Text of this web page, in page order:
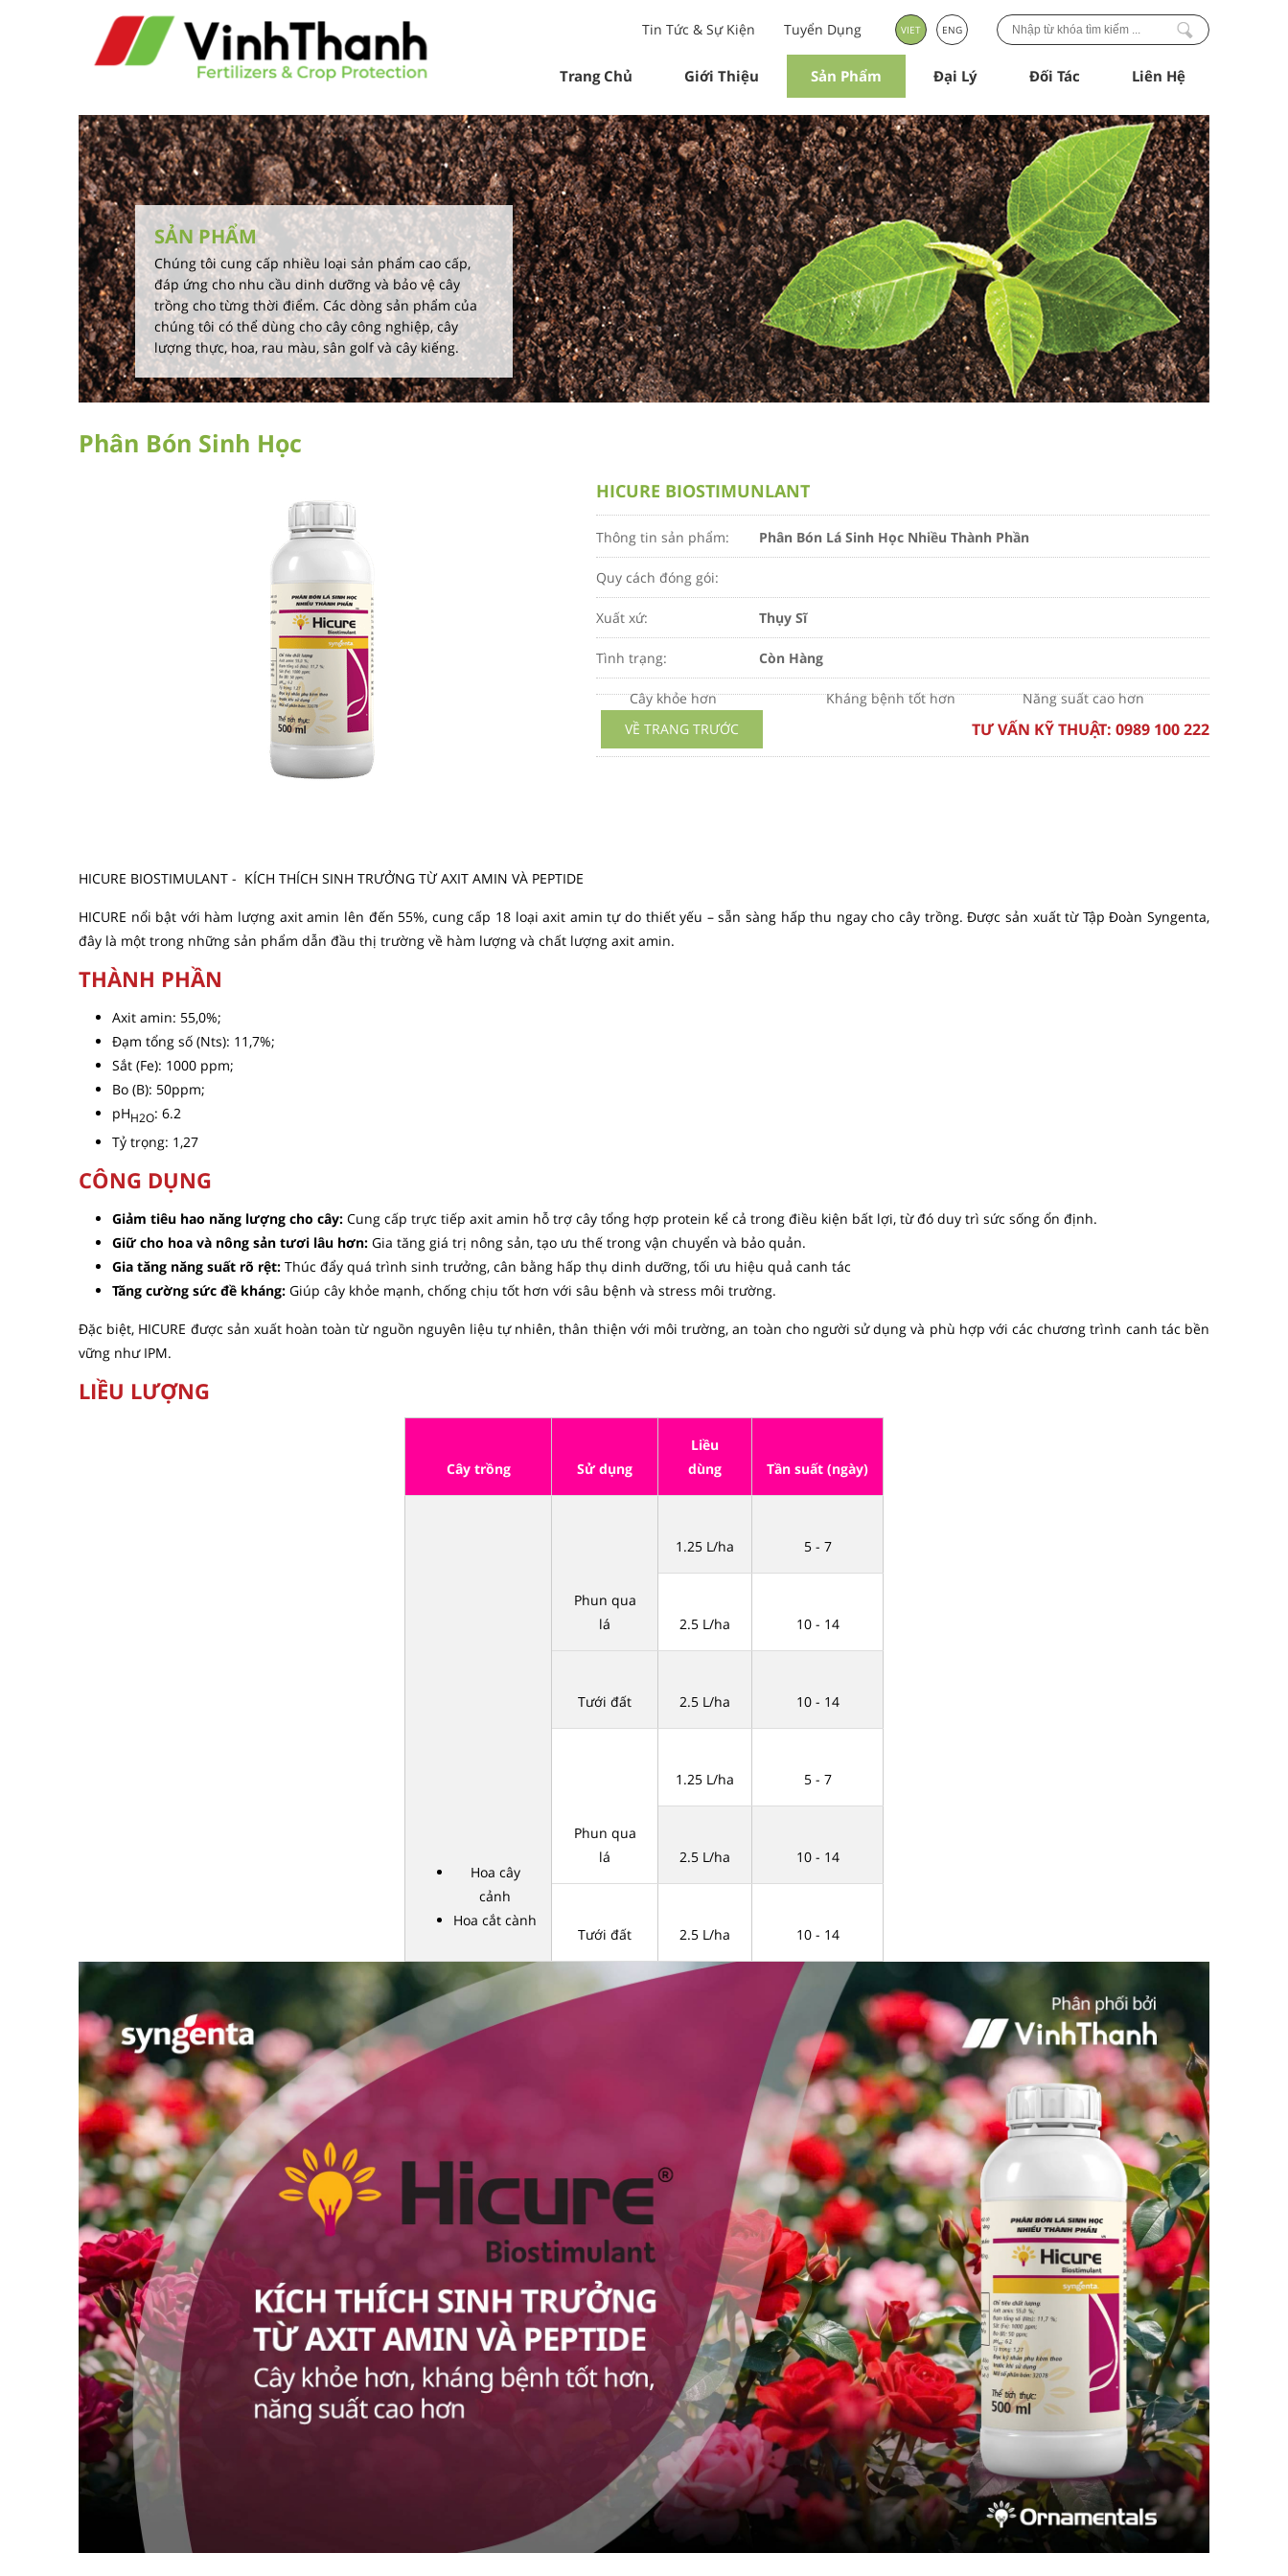
VIET ENG
Tin Tức & Sự Kiện Tuyển Dụng
Trang Chủ Giới Thiệu Sản Phẩm Đại Lý Đối Tác Liên Hệ
SẢN PHẨM
Chúng tôi cung cấp nhiều loại sản phẩm cao cấp,
đáp ứng cho nhu cầu dinh dưỡng và bảo vệ cây
trồng cho từng thời điểm. Các dòng sản phẩm của
chúng tôi có thể dùng cho cây công nghiệp, cây
lượng thực, hoa, rau màu, sân golf và cây kiểng.
Phân Bón Sinh Học
HICURE BIOSTIMUNLANT
Thông tin sản phẩm: Phân Bón Lá Sinh Học Nhiều Thành Phần
Quy cách đóng gói:
Xuất xứ: Thụy Sĩ
Tình trạng: Còn Hàng
Cây khỏe hơn Kháng bệnh tốt hơn
Năng suất cao hơn
VỀ TRANG TRƯỚC
TƯ VẤN KỸ THUẬT: 0989 100 222
HICURE BIOSTIMULANT - KÍCH THÍCH SINH TRƯỞNG TỪ AXIT AMIN VÀ PEPTIDE
HICURE nổi bật với hàm lượng axit amin lên đến 55%, cung cấp 18 loại axit amin tự do thiết yếu – sẵn sàng hấp thu ngay cho cây trồng. Được sản xuất từ Tập Đoàn Syngenta,
đây là một trong những sản phẩm dẫn đầu thị trường về hàm lượng và chất lượng axit amin.
THÀNH PHẦN
Axit amin: 55,0%;
Đạm tổng số (Nts): 11,7%;
Sắt (Fe): 1000 ppm;
Bo (B): 50ppm;
pHH2O: 6.2
Tỷ trọng: 1,27
CÔNG DỤNG
Giảm tiêu hao năng lượng cho cây: Cung cấp trực tiếp axit amin hỗ trợ cây tổng hợp protein kể cả trong điều kiện bất lợi, từ đó duy trì sức sống ổn định.
Giữ cho hoa và nông sản tươi lâu hơn: Gia tăng giá trị nông sản, tạo ưu thế trong vận chuyển và bảo quản.
Gia tăng năng suất rõ rệt: Thúc đẩy quá trình sinh trưởng, cân bằng hấp thụ dinh dưỡng, tối ưu hiệu quả canh tác
Tăng cường sức đề kháng: Giúp cây khỏe mạnh, chống chịu tốt hơn với sâu bệnh và stress môi trường.
Đặc biệt, HICURE được sản xuất hoàn toàn từ nguồn nguyên liệu tự nhiên, thân thiện với môi trường, an toàn cho người sử dụng và phù hợp với các chương trình canh tác bền
vững như IPM.
LIỀU LƯỢNG
Cây trồng Sử dụng
Liều
dùng
Tần suất (ngày)
Hoa cây
cảnh
Hoa cắt cành
Phun qua
lá
1.25 L/ha 5 - 7
2.5 L/ha 10 - 14
Tưới đất 2.5 L/ha 10 - 14
Phun qua
lá
1.25 L/ha 5 - 7
2.5 L/ha 10 - 14
Tưới đất 2.5 L/ha 10 - 14